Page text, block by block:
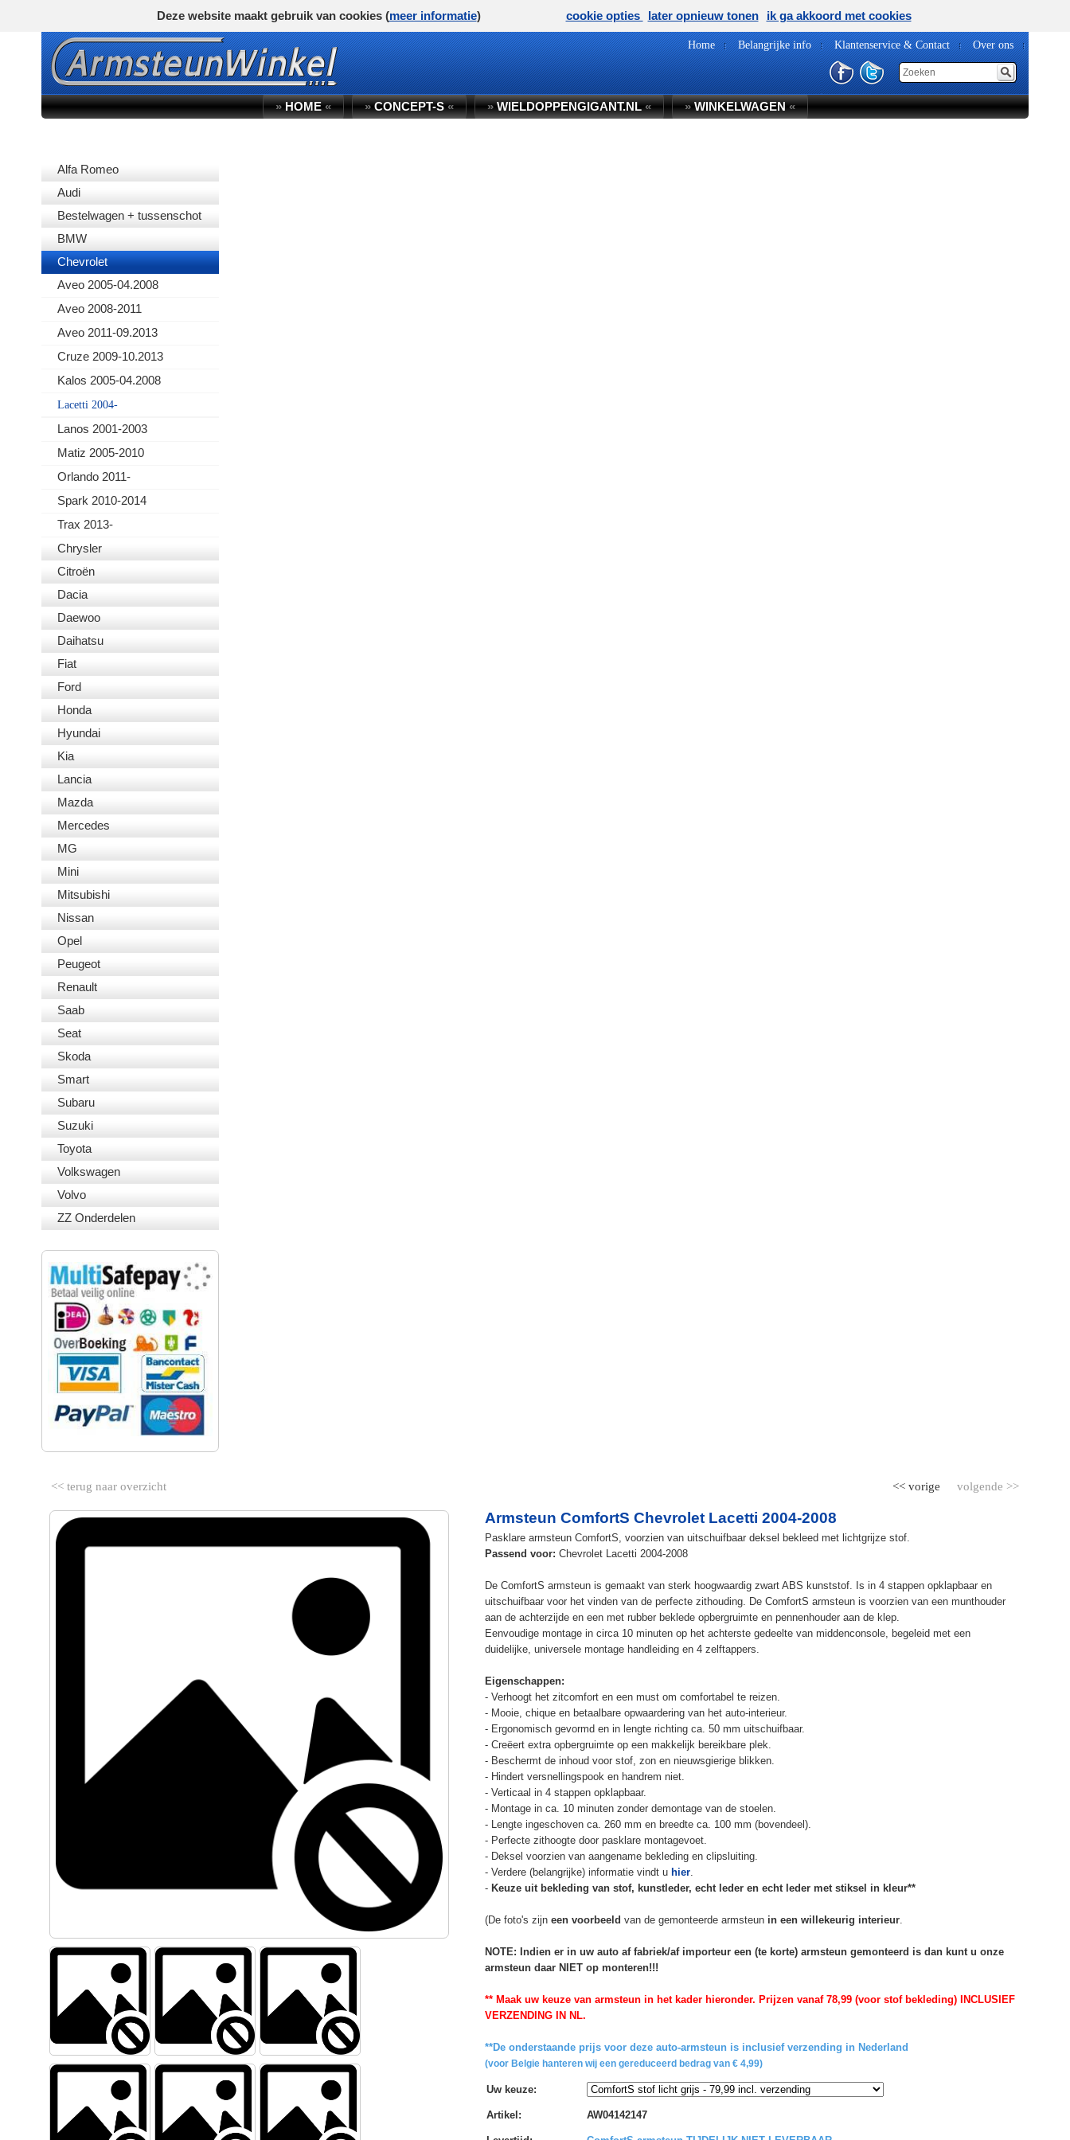
Home Belangrijke info Klantenservice & Contact Over ons
»HOME« »CONCEPT-S« »WIELDOPPENGIGANT.NL« »WINKELWAGEN«
Alfa Romeo
Audi
Bestelwagen + tussenschot
BMW
Chevrolet
Aveo 2005-04.2008
Aveo 2008-2011
Aveo 2011-09.2013
Cruze 2009-10.2013
Kalos 2005-04.2008
Lacetti 2004-
Lanos 2001-2003
Matiz 2005-2010
Orlando 2011-
Spark 2010-2014
Trax 2013-
Chrysler
Citroën
Dacia
Daewoo
Daihatsu
Fiat
Ford
Honda
Hyundai
Kia
Lancia
Mazda
Mercedes
MG
Mini
Mitsubishi
Nissan
Opel
Peugeot
Renault
Saab
Seat
Skoda
Smart
Subaru
Suzuki
Toyota
Volkswagen
Volvo
ZZ Onderdelen
<< terug naar overzicht volgende >>
<< vorige
Armsteun ComfortS Chevrolet Lacetti 2004-2008
Pasklare armsteun ComfortS, voorzien van uitschuifbaar deksel bekleed met lichtgrijze stof.
Passend voor: Chevrolet Lacetti 2004-2008
De ComfortS armsteun is gemaakt van sterk hoogwaardig zwart ABS kunststof. Is in 4 stappen opklapbaar en
uitschuifbaar voor het vinden van de perfecte zithouding. De ComfortS armsteun is voorzien van een munthouder
aan de achterzijde en een met rubber beklede opbergruimte en pennenhouder aan de klep.
Eenvoudige montage in circa 10 minuten op het achterste gedeelte van middenconsole, begeleid met een
duidelijke, universele montage handleiding en 4 zelftappers.
Eigenschappen:
- Verhoogt het zitcomfort en een must om comfortabel te reizen.
- Mooie, chique en betaalbare opwaardering van het auto-interieur.
- Ergonomisch gevormd en in lengte richting ca. 50 mm uitschuifbaar.
- Creëert extra opbergruimte op een makkelijk bereikbare plek.
- Beschermt de inhoud voor stof, zon en nieuwsgierige blikken.
- Hindert versnellingspook en handrem niet.
- Verticaal in 4 stappen opklapbaar.
- Montage in ca. 10 minuten zonder demontage van de stoelen.
- Lengte ingeschoven ca. 260 mm en breedte ca. 100 mm (bovendeel).
- Perfecte zithoogte door pasklare montagevoet.
- Deksel voorzien van aangename bekleding en clipsluiting.
- Verdere (belangrijke) informatie vindt u hier.
- Keuze uit bekleding van stof, kunstleder, echt leder en echt leder met stiksel in kleur**
(De foto's zijn een voorbeeld van de gemonteerde armsteun in een willekeurig interieur.
NOTE: Indien er in uw auto af fabriek/af importeur een (te korte) armsteun gemonteerd is dan kunt u onze
armsteun daar NIET op monteren!!!
** Maak uw keuze van armsteun in het kader hieronder. Prijzen vanaf 78,99 (voor stof bekleding) INCLUSIEF
VERZENDING IN NL.
**De onderstaande prijs voor deze auto-armsteun is inclusief verzending in Nederland
(voor Belgie hanteren wij een gereduceerd bedrag van € 4,99)
Uw keuze:
Artikel : AW04142147
Deze website maakt gebruik van cookies (meer informatie) cookie opties later opnieuw tonen ik ga akkoord met cookies